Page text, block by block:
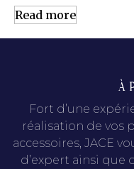
Read more
À
Fort d’une
réalisation de vos
accessoires, JACE
d’expert ainsi